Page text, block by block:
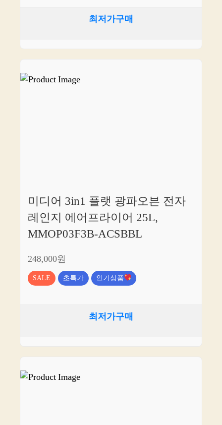
최저가구매
미디어 3in1 플랫 광파오븐 전자
레인지 에어프라이어 25L,
MMOP03F3B-ACSBBL
248,000원
SALE 초특가 인기상품
최저가구매